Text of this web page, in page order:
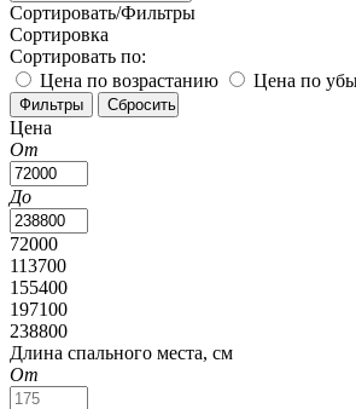
Сортировать/Фильтры
Сортировка
Сортировать по:
Цена по возрастанию
Цена по
Цена
От
До
72000
113700
155400
197100
238800
Длина спального места, см
От